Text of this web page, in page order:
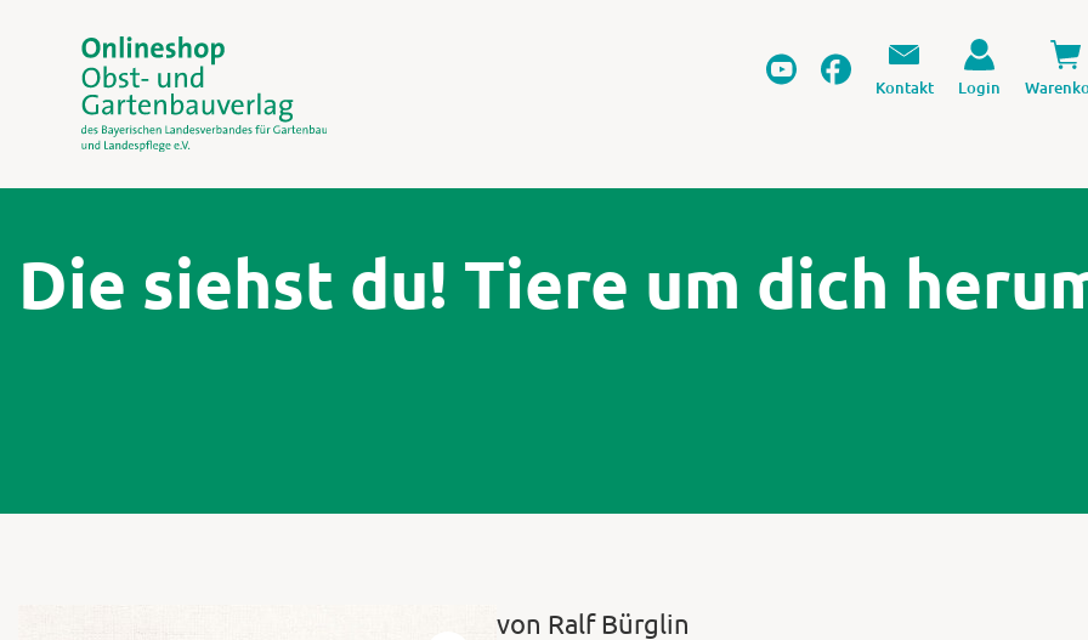
Kontakt Login
Die siehst du! Tiere um dich
von Ralf Bürglin